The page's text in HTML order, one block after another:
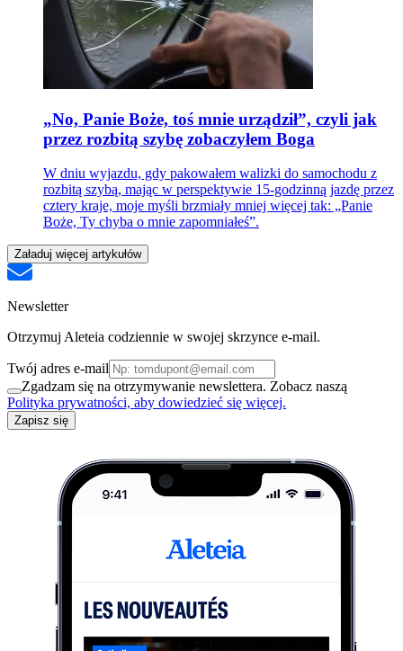
„No, Panie Boże, toś mnie urządził”, czyli jak
przez rozbitą szybę zobaczyłem Boga
W dniu wyjazdu, gdy pakowałem walizki do samochodu z
rozbitą szybą, mając w perspektywie 15-godzinną jazdę przez
cztery kraje, moje myśli brzmiały mniej więcej tak: „Panie
Boże, Ty chyba o mnie zapomniałeś”.
Załaduj więcej artykułów
Newsletter
Otrzymuj Aleteia codziennie w swojej skrzynce e-mail.
Twój adres e-mail
Zgadzam się na otrzymywanie newslettera. Zobacz naszą
Polityka prywatności, aby dowiedzieć się więcej.
Zapisz się